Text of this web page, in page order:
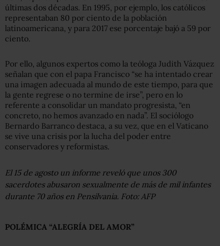
últimas dos décadas. En 1995, por ejemplo, los católicos
representaban 80 por ciento de la población
latinoamericana, y para 2017 ese porcentaje bajó a 59 por
ciento.
Por ello, algunos expertos como la teóloga Judith Vázquez
señalan que con el papa Francisco “se ha intentado crear
una imagen adecuada al mundo de este tiempo, para que
la gente regrese o no termine de irse”, pero en lo
referente a consolidar un mandato progresista, “en
concreto, no hemos avanzado en nada”. El sociólogo
Bernardo Barranco destaca, a su vez, que en el Vaticano
se vive una crisis por la lucha del poder entre
conservadores y reformistas.
El 15 de agosto un informe reveló que unos 300
sacerdotes abusaron sexualmente de más de mil infantes
durante 70 años en Pensilvania. Foto: AFP
POLÉMICA “ALEGRÍA DEL AMOR”